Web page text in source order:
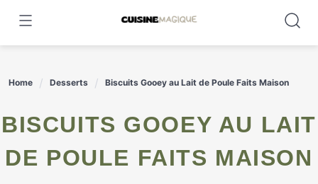
content
Home Desserts Biscuits Gooey au Lait de Poule Faits Maison
BISCUITS GOOEY AU LAIT
DE POULE FAITS MAISON